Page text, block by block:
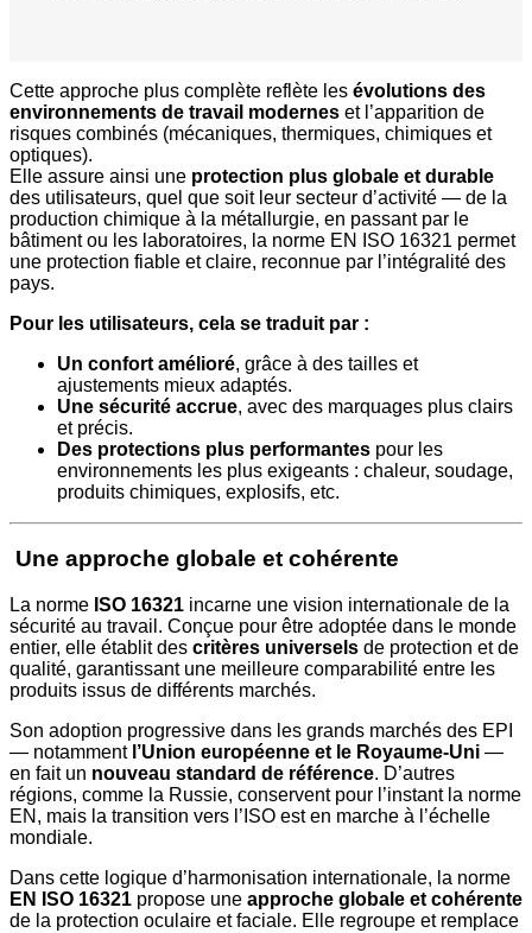
Cette approche plus complète reflète les évolutions des
environnements de travail modernes et l’apparition de
risques combinés (mécaniques, thermiques, chimiques et
optiques).
Elle assure ainsi une protection plus globale et durable
des utilisateurs, quel que soit leur secteur d’activité — de la
production chimique à la métallurgie, en passant par le
bâtiment ou les laboratoires, la norme EN ISO 16321 permet
une protection fiable et claire, reconnue par l’intégralité des
pays.
Pour les utilisateurs, cela se traduit par :
Un confort amélioré, grâce à des tailles et
ajustements mieux adaptés.
Une sécurité accrue, avec des marquages plus clairs
et précis.
Des protections plus performantes pour les
environnements les plus exigeants : chaleur, soudage,
produits chimiques, explosifs, etc.
Une approche globale et cohérente
La norme ISO 16321 incarne une vision internationale de la
sécurité au travail. Conçue pour être adoptée dans le monde
entier, elle établit des critères universels de protection et de
qualité, garantissant une meilleure comparabilité entre les
produits issus de différents marchés.
Son adoption progressive dans les grands marchés des EPI
— notamment l’Union européenne et le Royaume-Uni —
en fait un nouveau standard de référence. D’autres
régions, comme la Russie, conservent pour l’instant la norme
EN, mais la transition vers l’ISO est en marche à l’échelle
mondiale.
Dans cette logique d’harmonisation internationale, la norme
EN ISO 16321 propose une approche globale et cohérente
de la protection oculaire et faciale. Elle regroupe et remplace